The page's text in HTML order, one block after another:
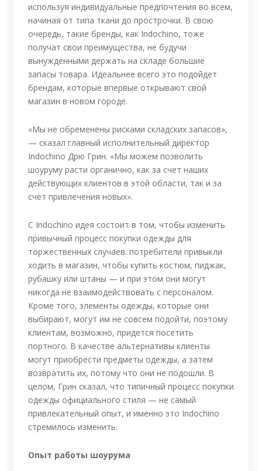
используя индивидуальные предпочтения во всем,
начиная от типа ткани до прострочки. В свою
очередь, такие бренды, как Indochino, тоже
получат свои преимущества, не будучи
вынужденными держать на складе большие
запасы товара. Идеальнее всего это подойдет
брендам, которые впервые открывают свой
магазин в новом городе.
«Мы не обременены рисками складских запасов»,
— сказал главный исполнительный директор
Indochino Дрю Грин. «Мы можем позволить
шоуруму расти органично, как за счет наших
действующих клиентов в этой области, так и за
счет привлечения новых».
С Indochino идея состоит в том, чтобы изменить
привычный процесс покупки одежды для
торжественных случаев: потребители привыкли
ходить в магазин, чтобы купить костюм, пиджак,
рубашку или штаны — и при этом они могут
никогда не взаимодействовать с персоналом.
Кроме того, элементы одежды, которые они
выбирают, могут им не совсем подойти, поэтому
клиентам, возможно, придется посетить
портного. В качестве альтернативы клиенты
могут приобрести предметы одежды, а затем
возвратить их, потому что они не подошли. В
целом, Грин сказал, что типичный процесс покупки
одежды официального стиля — не самый
привлекательный опыт, и именно это Indochino
стремилось изменить.
Опыт работы шоурума